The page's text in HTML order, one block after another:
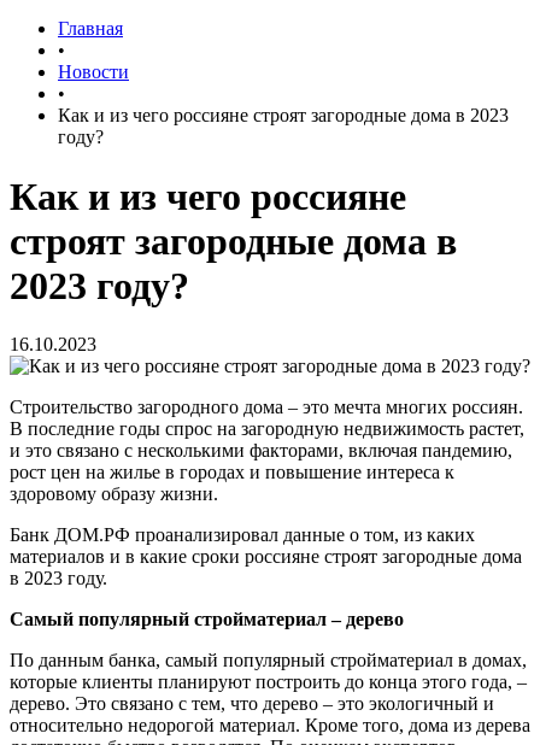
Главная
•
Новости
•
Как и из чего россияне строят загородные дома в 2023
году?
Как и из чего россияне
строят загородные дома в
2023 году?
16.10.2023
Строительство загородного дома – это мечта многих россиян.
В последние годы спрос на загородную недвижимость растет,
и это связано с несколькими факторами, включая пандемию,
рост цен на жилье в городах и повышение интереса к
здоровому образу жизни.
Банк ДОМ.РФ проанализировал данные о том, из каких
материалов и в какие сроки россияне строят загородные дома
в 2023 году.
Самый популярный стройматериал – дерево
По данным банка, самый популярный стройматериал в домах,
которые клиенты планируют построить до конца этого года, –
дерево. Это связано с тем, что дерево – это экологичный и
относительно недорогой материал. Кроме того, дома из дерева